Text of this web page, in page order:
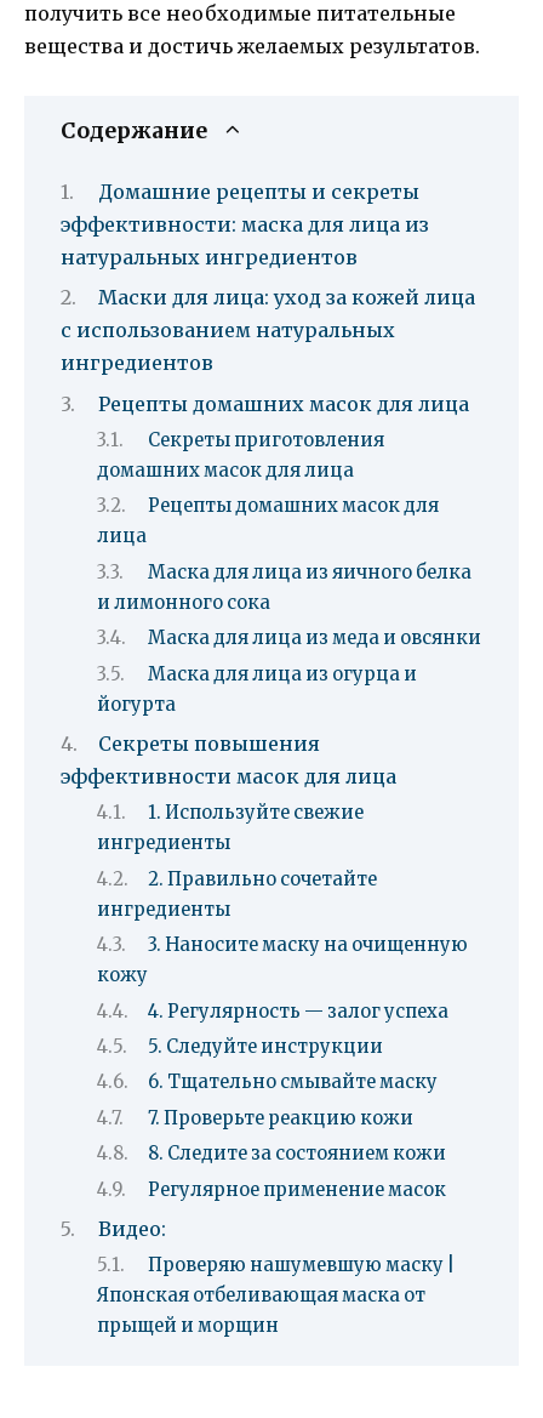
получить все необходимые питательные
вещества и достичь желаемых результатов.
Содержание
Домашние рецепты и секреты
эффективности: маска для лица из
натуральных ингредиентов
Маски для лица: уход за кожей лица
с использованием натуральных
ингредиентов
Рецепты домашних масок для лица
Секреты приготовления
домашних масок для лица
Рецепты домашних масок для
лица
Маска для лица из яичного белка
и лимонного сока
Маска для лица из меда и овсянки
Маска для лица из огурца и
йогурта
Секреты повышения
эффективности масок для лица
1. Используйте свежие
ингредиенты
2. Правильно сочетайте
ингредиенты
3. Наносите маску на очищенную
кожу
4. Регулярность — залог успеха
5. Следуйте инструкции
6. Тщательно смывайте маску
7. Проверьте реакцию кожи
8. Следите за состоянием кожи
Регулярное применение масок
Видео:
Проверяю нашумевшую маску |
Японская отбеливающая маска от
прыщей и морщин